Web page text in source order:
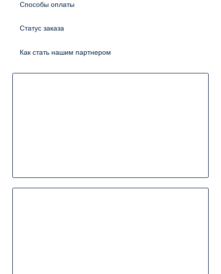
Способы оплаты
Статус заказа
Как стать нашим партнером